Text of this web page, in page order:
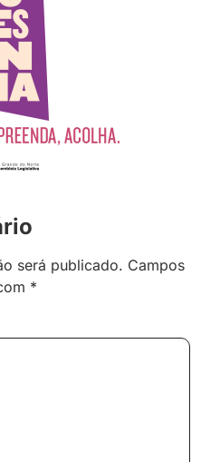
será publicado. Campos
*